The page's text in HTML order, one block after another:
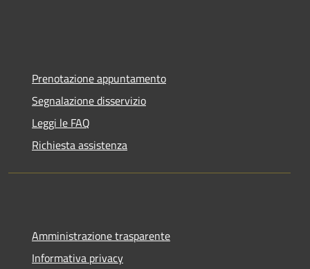
Prenotazione appuntamento
Segnalazione disservizio
Leggi le FAQ
Richiesta assistenza
Amministrazione trasparente
Informativa privacy